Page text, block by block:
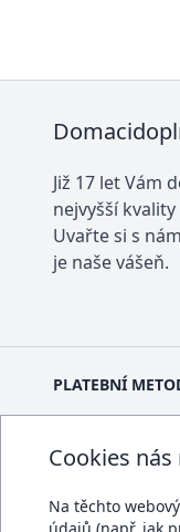
Cookies
Na těchto
Již 17 let Vám
nejvyšší
Uvařte si s
je naše vášeň.
PLATEBNÍ